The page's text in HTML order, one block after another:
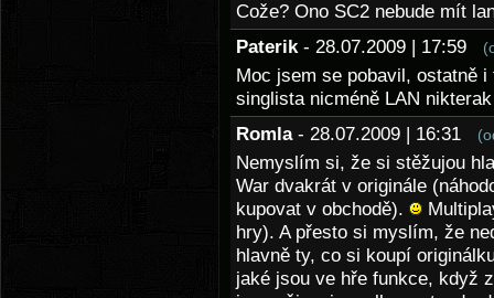
Cože? Ono SC2 nebude mít
Paterik - 28.07.2009 | 17:59
Moc jsem se pobavil, ostatně
singlista nicméně LAN
Romla - 28.07.2009 | 16:31
Nemyslím si, že si stěžujou
War dvakrát v originále
kupovat v obchodě).
hry). A přesto si myslím, že
hlavně ty, co si koupí
jaké jsou ve hře funkce, když